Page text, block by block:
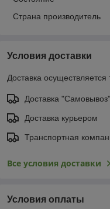
Страна производитель
Условия доставки
Доставка
Доставка "Самовывоз"
Доставка курьером
Транспортная
Все условия доставки
Условия оплаты